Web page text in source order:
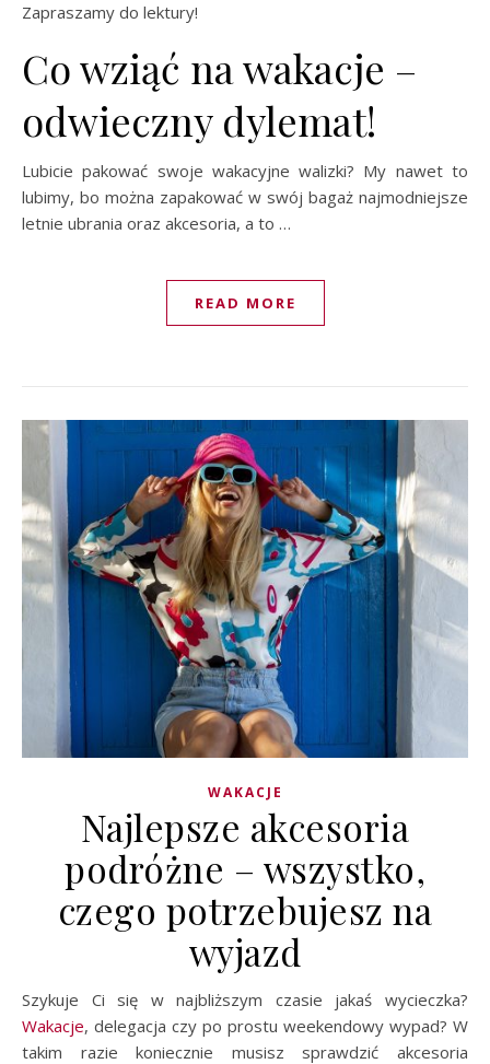
Zapraszamy do lektury!
Co wziąć na wakacje –
odwieczny dylemat!
Lubicie pakować swoje wakacyjne walizki? My nawet to
lubimy, bo można zapakować w swój bagaż najmodniejsze
letnie ubrania oraz akcesoria, a to …
READ MORE
WAKACJE
Najlepsze akcesoria
podróżne – wszystko,
czego potrzebujesz na
wyjazd
Szykuje Ci się w najbliższym czasie jakaś wycieczka?
Wakacje, delegacja czy po prostu weekendowy wypad? W
takim razie koniecznie musisz sprawdzić akcesoria